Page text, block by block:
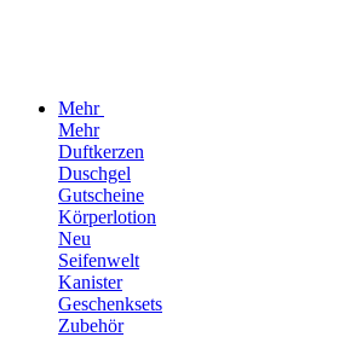
Mehr
Mehr
Duftkerzen
Duschgel
Gutscheine
Körperlotion
Neu
Seifenwelt
Kanister
Geschenksets
Zubehör